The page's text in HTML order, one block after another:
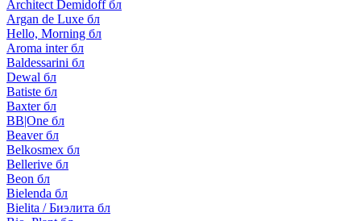
Architect Demidoff бл
Argan de Luxe бл
Hello, Morning бл
Aroma inter бл
Baldessarini бл
Dewal бл
Batiste бл
Baxter бл
BB|One бл
Beaver бл
Belkosmex бл
Bellerive бл
Beon бл
Bielenda бл
Bielita / Биэлита бл